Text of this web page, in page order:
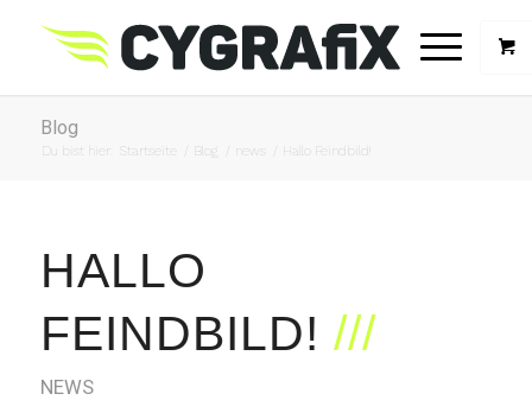
Blog
Du bist hier: Startseite Blog news Hallo Feindbild!
HALLO
FEINDBILD!
NEWS